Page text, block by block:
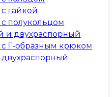
гайкой
полукольцом
и двухраспорный
Г-образным крюком